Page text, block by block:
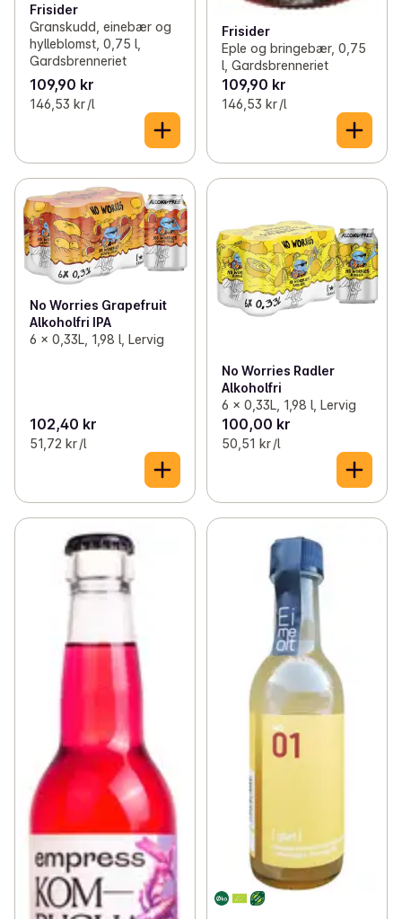
Frisider
Granskudd, einebær og
hylleblomst, 0,75 l,
Gardsbrenneriet
109,90 kr
146,53 kr /l
Frisider
Eple og bringebær, 0,75
l, Gardsbrenneriet
109,90 kr
146,53 kr /l
No Worries Grapefruit
Alkoholfri IPA
6 x 0,33L, 1,98 l, Lervig
102,40 kr
51,72 kr /l
No Worries Radler
Alkoholfri
6 x 0,33L, 1,98 l, Lervig
100,00 kr
50,51 kr /l